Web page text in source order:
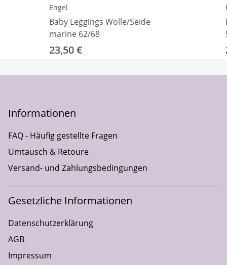
Engel
Baby Leggings Wolle/Seide
marine 62/68
23,50 €
Informationen
FAQ - Häufig gestellte Fragen
Umtausch & Retoure
Versand- und Zahlungsbedingungen
Gesetzliche Informationen
Datenschutzerklärung
AGB
Impressum